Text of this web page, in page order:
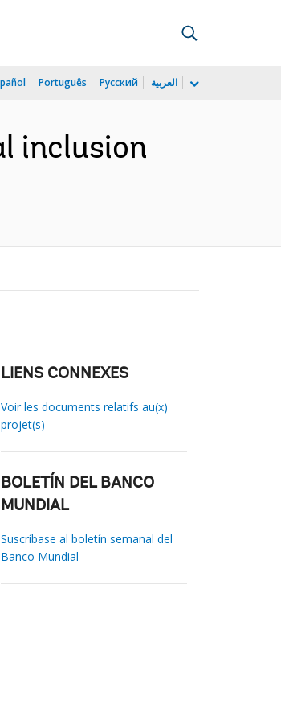
Português Русский العربية
inclusion
LIENS CONNEXES
Voir les documents relatifs au(x)
projet(s)
BOLETÍN DEL BANCO
MUNDIAL
Suscríbase al boletín semanal del
Banco Mundial